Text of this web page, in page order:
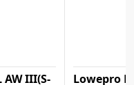
III(S-
Lowepro